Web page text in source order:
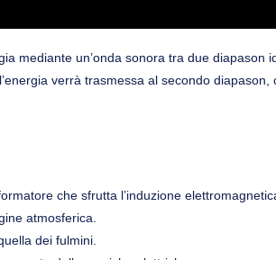
mediante un’onda sonora tra due diapason
verrà trasmessa al secondo diapason,
che sfrutta l’induzione
atmosferica.
dei fulmini.